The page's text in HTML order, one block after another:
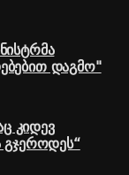
დაგმო"
კიდევ
გჯეროდეს“